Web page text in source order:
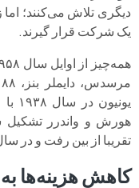
دیگری تلاش می‌کنند؛ اما
یک شرکت قرار گیرند.
هورش و واندرر
تقریبا از بین رفت و در سال ۱۹۴۹ دوباره احیا
کاهش هزینه‌ها